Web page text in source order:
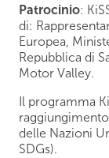
Patrocinio:
di:
Europea,
Repubblica di
Motor Valley.
Il programma
delle Nazioni
SDGs).